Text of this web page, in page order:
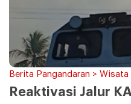
Berita Pangandaran > Wisata
Reaktivasi Jalur KA